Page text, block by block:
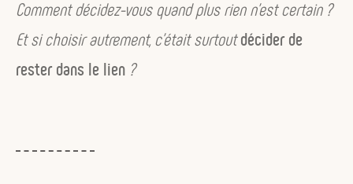
Comment décidez-vous quand plus rien n’est certain ?
Et si choisir autrement, c’était surtoutdécider de
rester dans le lien ?